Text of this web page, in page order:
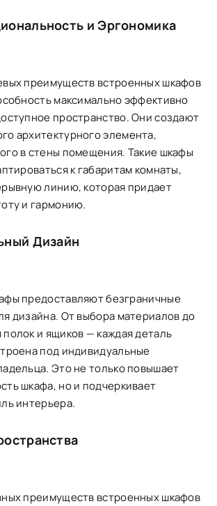
и Эргономика
преимуществ встроенных шкафов
максимально эффективно
пространство. Они создают
архитектурного элемента,
в стены помещения. Такие шкафы
к габаритам комнаты,
линию, которая придает
и гармонию.
Дизайн
предоставляют безграничные
дизайна. От выбора материалов до
и ящиков — каждая деталь
под индивидуальные
Это не только повышает
шкафа, но и подчеркивает
интерьера.
преимуществ встроенных шкафов